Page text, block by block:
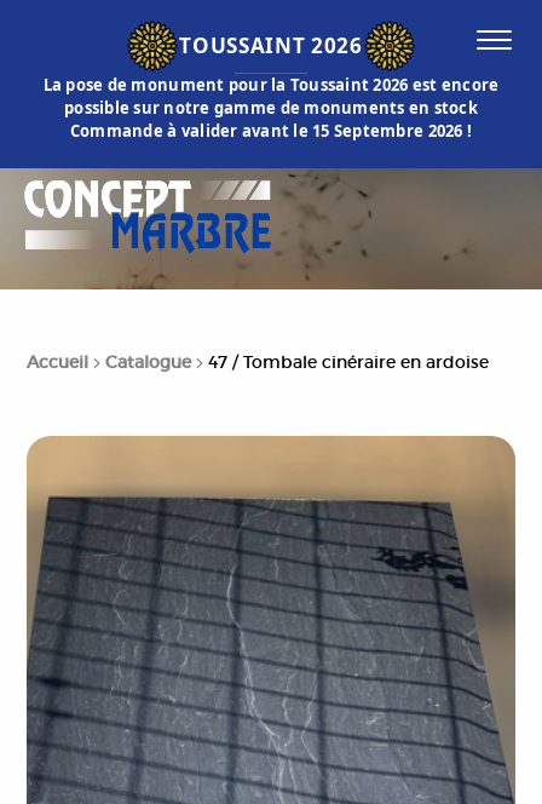
TOUSSAINT 2026
La pose de monument pour la Toussaint 2026 est encore
possible sur notre gamme de monuments en stock
Commande à valider avant le 15 Septembre 2026 !
Accueil Catalogue 47 / Tombale cinéraire en ardoise